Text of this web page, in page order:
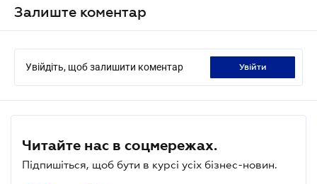
Залиште коментар
Увійдіть, щоб залишити коментар увійти
Читайте нас в соцмережах.
Підпишіться, щоб бути в курсі усіх бізнес-новин.